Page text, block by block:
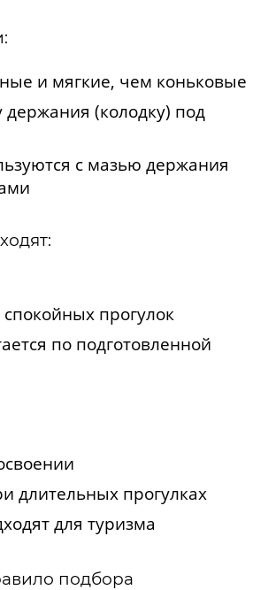
и мягкие, чем коньковые
(колодку) под
с мазью держания
прогулок
по подготовленной
длительных прогулках
для туризма
подбора